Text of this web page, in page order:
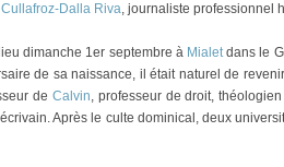
Dalla Riva, journaliste professionnel
dimanche 1er septembre à Mialetdans le
de sa naissance, il était naturel de
de Calvin, professeur de droit,
Après le culte dominical, deux